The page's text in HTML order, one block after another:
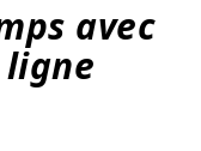
avec